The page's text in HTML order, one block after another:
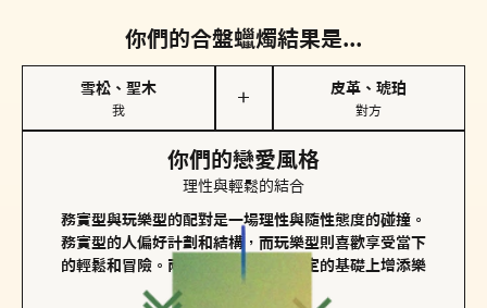
你們的合盤蠟燭結果是...
雪松、聖木
我
＋
皮革、琥珀
對方
你們的戀愛風格
理性與輕鬆的結合
務實型與玩樂型的配對是一場理性與隨性態度的碰撞。
務實型的人偏好計劃和結構，而玩樂型則喜歡享受當下
的輕鬆和冒險。兩者的關係能夠在穩定的基礎上增添樂